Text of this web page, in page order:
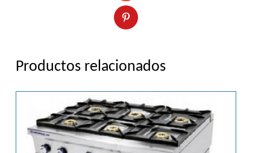
Productos relacionados